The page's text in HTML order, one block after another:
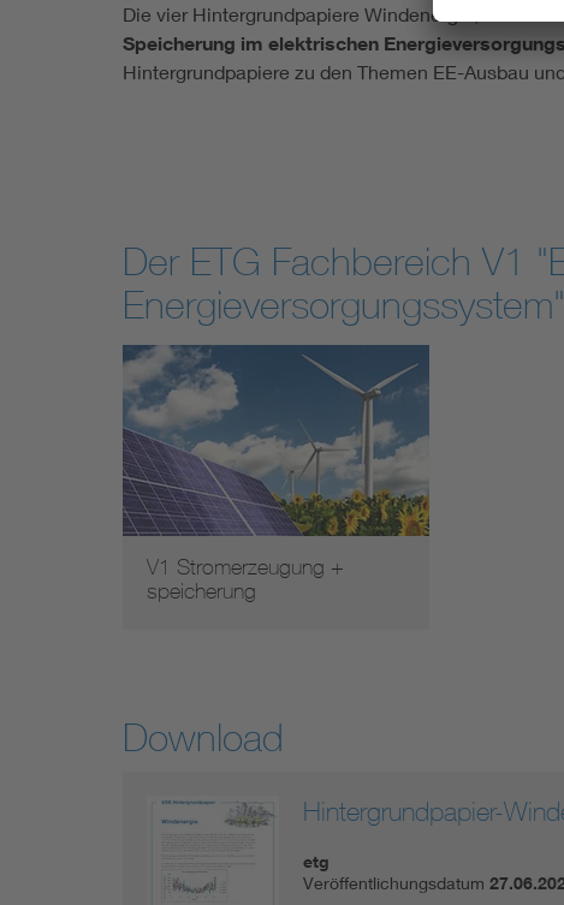
Die vier Hintergrundpapiere Windenergie,
Speicherung im elektrischen
Hintergrundpapiere zu den Themen EE-Ausbau
Der ETG Fachbereich V1
Energieversorgungssystem"
V1 Stromerzeugung +
speicherung
Download
Hintergrundpapier-
etg
Veröffentlichungsdatum